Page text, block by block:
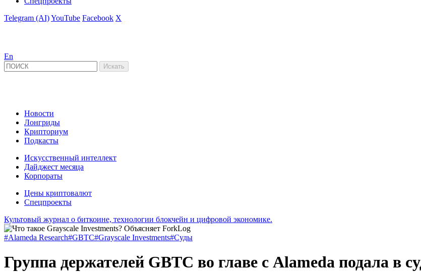
Telegram (AI)YouTube Facebook X
En
Новости
Лонгриды
Крипториум
Подкасты
Искусственный интеллект
Дайджест месяца
Корпораты
Цены криптовалют
Спецпроекты
Культовый журнал о биткоине, технологии блокчейн и цифровой экономике.
#Alameda Research#GBTC#Grayscale Investments#Суды
Группа держателей GBTC во главе с Alameda подала в